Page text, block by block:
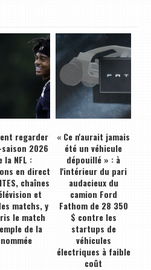
regarder
2026
la NFL :
en direct
chaînes
et
matchs, y
le match
de la
« Ce n'aurait jamais
été un véhicule
dépouillé » : à
l'intérieur du pari
audacieux du
camion Ford
Fathom de 28 350
$ contre les
startups de
véhicules
électriques à faible
coût